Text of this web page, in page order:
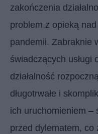
zakończenia
problem z opieką
pandemii. Zabraknie
świadczących usługi
działalność
długotrwałe i
ich uruchomieniem –
przed dylematem, co